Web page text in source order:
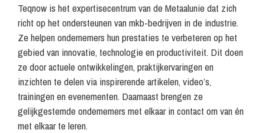
Teqnow is het expertisecentrum van de Metaalunie dat zich
richt op het ondersteunen van mkb-bedrijven in de industrie.
Ze helpen ondernemers hun prestaties te verbeteren op het
gebied van innovatie, technologie en productiviteit. Dit doen
ze door actuele ontwikkelingen, praktijkervaringen en
inzichten te delen via inspirerende artikelen, video’s,
trainingen en evenementen. Daarnaast brengen ze
gelijkgestemde ondernemers met elkaar in contact om van én
met elkaar te leren.